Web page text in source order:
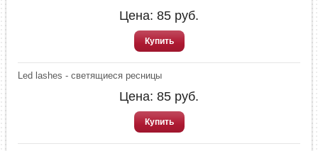
Цена: 85 руб.
Купить
Led lashes - светящиеся ресницы
Цена: 85 руб.
Купить